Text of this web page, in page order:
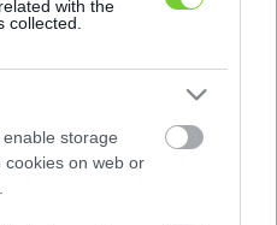
with the
collected.
storage
cookies on web or
3
9
3